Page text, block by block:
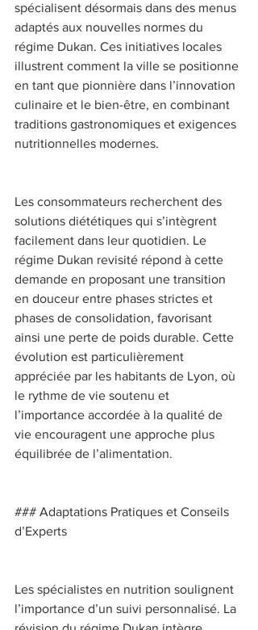
spécialisent désormais dans des menus
adaptés aux nouvelles normes du
régime Dukan. Ces initiatives locales
illustrent comment la ville se positionne
en tant que pionnière dans l’innovation
culinaire et le bien-être, en combinant
traditions gastronomiques et exigences
nutritionnelles modernes.
Les consommateurs recherchent des
solutions diététiques qui s’intègrent
facilement dans leur quotidien. Le
régime Dukan revisité répond à cette
demande en proposant une transition
en douceur entre phases strictes et
phases de consolidation, favorisant
ainsi une perte de poids durable. Cette
évolution est particulièrement
appréciée par les habitants de Lyon, où
le rythme de vie soutenu et
l’importance accordée à la qualité de
vie encouragent une approche plus
équilibrée de l’alimentation.
### Adaptations Pratiques et Conseils
d’Experts
Les spécialistes en nutrition soulignent
l’importance d’un suivi personnalisé. La